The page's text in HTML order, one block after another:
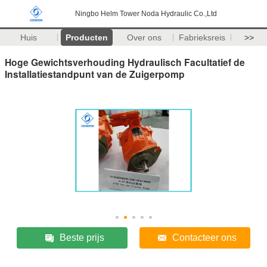
Ningbo Helm Tower Noda Hydraulic Co.,Ltd
Huis Producten Over ons Fabrieksreis >>
Hoge Gewichtsverhouding Hydraulisch Facultatief de
Installatiestandpunt van de Zuigerpomp
Beste prijs Contacteer ons